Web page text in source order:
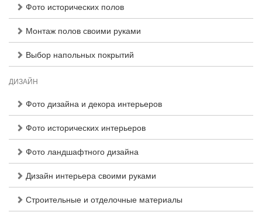
Фото исторических полов
Монтаж полов своими руками
Выбор напольных покрытий
ДИЗАЙН
Фото дизайна и декора интерьеров
Фото исторических интерьеров
Фото ландшафтного дизайна
Дизайн интерьера своими руками
Строительные и отделочные материалы